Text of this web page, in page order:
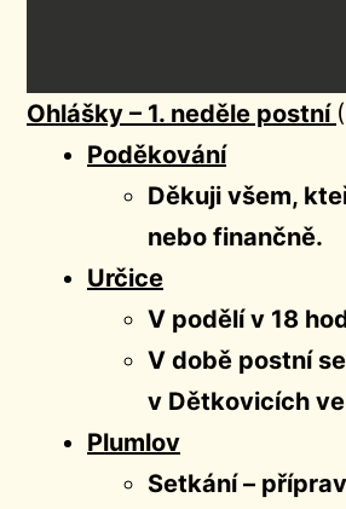
Ohlášky – 1. neděle postní
Poděkování
Děkuji všem,
nebo finančně.
Určice
V podělí v 18
V době postní
v Dětkovicích
Plumlov
Setkání –